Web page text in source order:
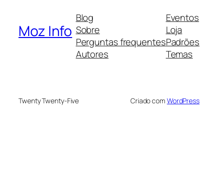
Moz Info
Blog
Sobre
Perguntas frequentes
Autores
Eventos
Loja
Padrões
Temas
Twenty Twenty-Five Criado com WordPress